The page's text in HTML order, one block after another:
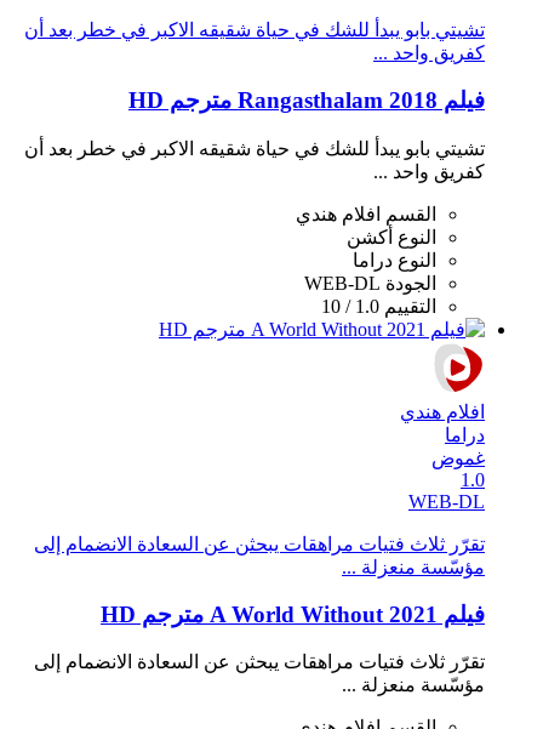
تشيتي بابو يبدأ للشك في حياة شقيقه الاكبر في خطر بعد أن
كفريق واحد ...
فيلم Rangasthalam 2018 مترجم HD
تشيتي بابو يبدأ للشك في حياة شقيقه الاكبر في خطر بعد أن
كفريق واحد ...
القسم
افلام هندي
النوع أكشن
النوع دراما
الجودة WEB-DL
التقييم 1.0 / 10
افلام هندي
دراما
غموض
1.0
WEB-DL
تقرّر ثلاث فتيات مراهقات يبحثن عن السعادة الانضمام إلى
مؤسّسة منعزلة ...
فيلم A World Without 2021 مترجم HD
تقرّر ثلاث فتيات مراهقات يبحثن عن السعادة الانضمام إلى
مؤسّسة منعزلة ...